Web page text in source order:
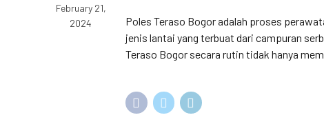
February 21,
2024
Poles Teraso Bogor adalah proses
jenis lantai yang terbuat dari campuran
Teraso Bogor secara rutin tidak hanya